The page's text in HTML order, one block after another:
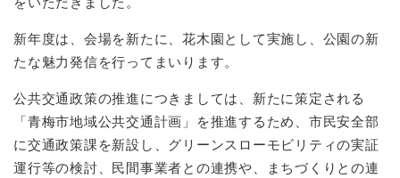
新年度は、会場を新たに、花木園として実施し、公園の新
たな魅力発信を行ってまいります。
公共交通政策の推進につきましては、新たに策定される
「青梅市地域公共交通計画」を推進するため、市民安全部
に交通政策課を新設し、グリーンスローモビリティの実証
運行等の検討、民間事業者との連携や、まちづくりとの連